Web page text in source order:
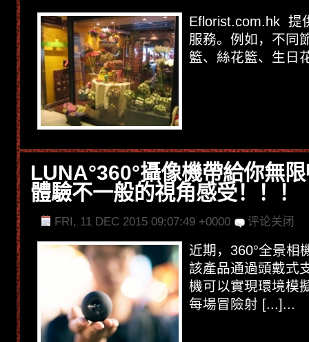
Eflorist.com.hk 提
服務。例如，不同
籃、絲花籃、生日
LUNA°360°攝像機帶給你無
體驗不一般的視角感受！！！
FRI, 11 DEC 2015 09:07:49 +0000 评论关闭
近期，360°全景相
該產品通過頭戴式
機可以實現環境模
每場冒險射 [...]...